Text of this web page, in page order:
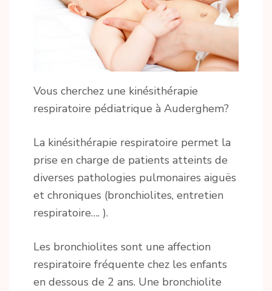
Vous cherchez une kinésithérapie
respiratoire pédiatrique à Auderghem?
La kinésithérapie respiratoire permet la
prise en charge de patients atteints de
diverses pathologies pulmonaires aiguës
et chroniques (bronchiolites, entretien
respiratoire…. ).
Les bronchiolites sont une affection
respiratoire fréquente chez les enfants
en dessous de 2 ans. Une bronchiolite